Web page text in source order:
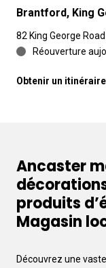
Brantford, King
82 King George
Réouverture
Obtenir un itinéraire
Ancaster
produits
Magasin
Découvrez une